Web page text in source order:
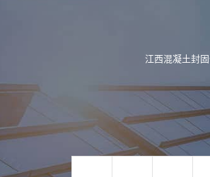
案
联
系
电
话
江西混凝土封